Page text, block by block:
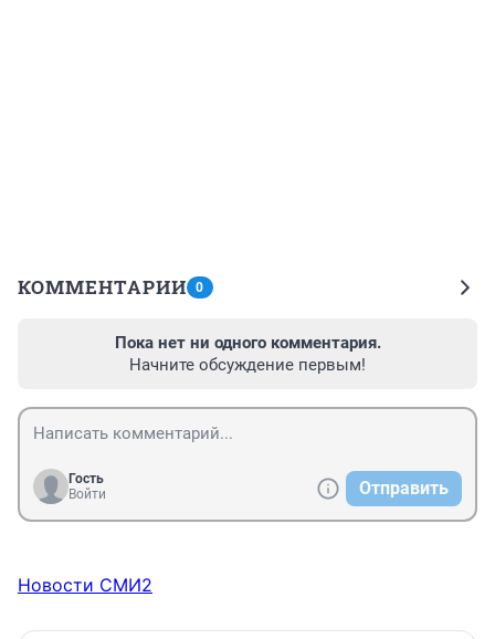
КОММЕНТАРИИ 0
Пока нет ни одного комментария.
Начните обсуждение первым!
Гость
Войти
Отправить
Новости СМИ2